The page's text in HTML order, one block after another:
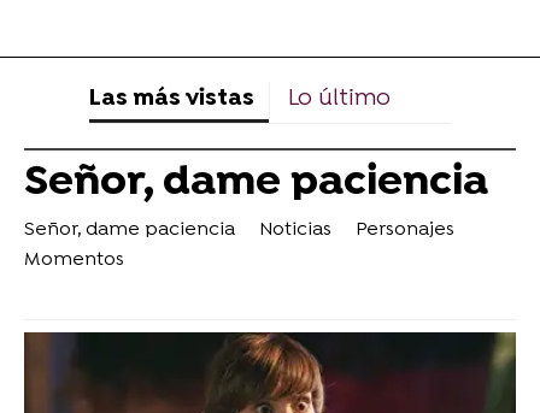
Las más vistas Lo último
Señor, dame paciencia
Señor, dame paciencia Noticias
Personajes
Momentos